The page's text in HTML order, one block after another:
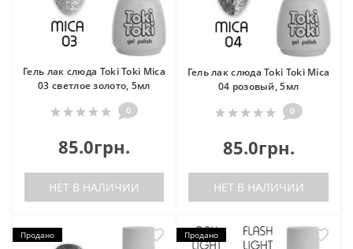
Гель лак слюда Toki Toki Mica
03 светлое золото, 5мл
0
85.0грн.
НЕТ В НАЛИЧИИ
Гель лак слюда Toki Toki Mica
04 розовый, 5мл
0
85.0грн.
НЕТ В НАЛИЧИИ
Продано Продано